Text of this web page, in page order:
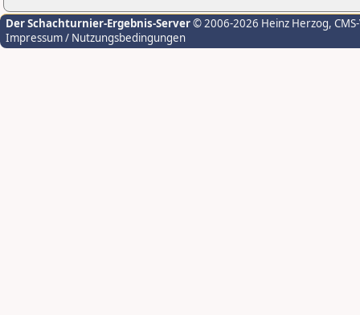
Der Schachturnier-Ergebnis-Server© 2006-2026 Heinz Herzog,
Impressum / Nutzungsbedingungen